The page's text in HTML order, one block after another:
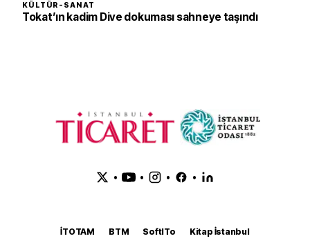
KÜLTÜR-SANAT
Tokat’ın kadim Dive dokuması sahneye taşındı
• • • •
İTOTAM BTM SoftITo
Kitap İstanbul